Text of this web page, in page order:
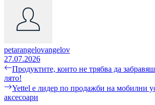
petarangelovangelov
27.07.2026
Навигация
Previous
post:
Продуктите, които не трябва да
лято!
Next
post:
Yettel е лидер по продажби на мобилни
аксесоари